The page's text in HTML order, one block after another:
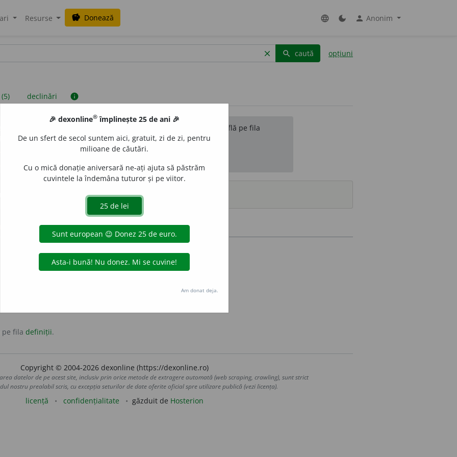
Resurse savings Donează language dark_mode person Anonim
clear search caută opțiuni
declinări info
sunt compilate de echipa dexonline. Definițiile originale se află pe fila
reordona filele pe pagina depreferințe.
surse
pe fila definiții.
Copyright © 2004-2026 dexonline (https://dexonline.ro)
datelor de pe acest site, inclusiv prin orice metode de extragere automată (web scraping, crawling), sunt strict
nostru prealabil scris, cu excepția seturilor de date oferite oficial spre utilizare publică (vezi licența).
licență confidențialitate găzduit de Hosterion
🎉 dexonline® împlinește 25 de ani 🎉
De un sfert de secol suntem aici, gratuit, zi de zi, pentru
milioane de căutări.
Cu o mică donație aniversară ne-ați ajuta să păstrăm
cuvintele la îndemâna tuturor și pe viitor.
Am donat deja.